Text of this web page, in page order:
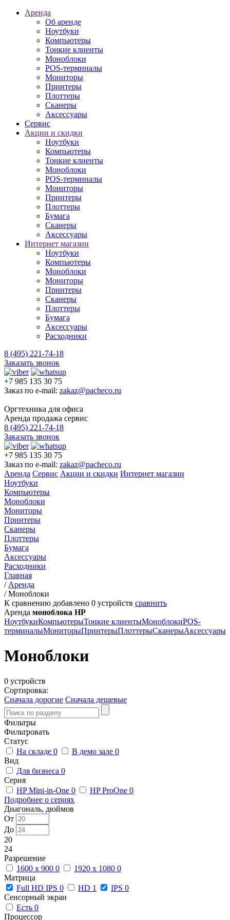
Аренда
Об аренде
Ноутбуки
Компьютеры
Тонкие клиенты
Моноблоки
POS-терминалы
Мониторы
Принтеры
Плоттеры
Сканеры
Аксессуары
Сервис
Акции и скидки
Ноутбуки
Компьютеры
Тонкие клиенты
Моноблоки
POS-терминалы
Мониторы
Принтеры
Плоттеры
Бумага
Сканеры
Аксессуары
Интернет магазин
Ноутбуки
Компьютеры
Моноблоки
Мониторы
Принтеры
Сканеры
Плоттеры
Бумага
Аксессуары
Расходники
8 (495) 221-74-18
Заказать звонок
+7 985 135 30 75
Заказ по e-mail: zakaz@pacheco.ru
Оргтехника для офиса
Аренда продажа сервис
8 (495) 221-74-18
Заказать звонок
+7 985 135 30 75
Заказ по e-mail: zakaz@pacheco.ru
Аренда Сервис Акции и скидки Интернет магазин
Ноутбуки
Компьютеры
Моноблоки
Мониторы
Принтеры
Сканеры
Плоттеры
Бумага
Аксессуары
Расходники
Главная
/ Аренда
/Моноблоки
К сравнению добавлено 0 устройств сравнить
Аренда моноблока HP
НоутбукиКомпьютерыТонкие клиентыМоноблокиPOS-
терминалыМониторыПринтерыПлоттерыСканерыАксессуары
Моноблоки
0 устройств
Сортировка:
Сначала дорогие Сначала дешевые
Фильтры
Фильтровать
Статус
На складе 0 В демо зале 0
Вид
Для бизнеса 0
Серия
HP Mini-in-One 0 HP ProOne 0
Подробнее о сериях
Диагональ, дюймов
От
До
20
24
Разрешение
1600 x 900 0 1920 x 1080 0
Матрица
Full HD IPS 0 HD 1 IPS 0
Сенсорный экран
Есть 0
Процессор